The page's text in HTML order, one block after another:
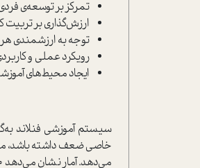
تمرکز بر توسعه‌ی
ارزش‌گذاری بر تربیت
توجه به ارزشمندی
رویکرد عملی و
ایجاد محیط‌های
سیستم آموزشی فنلاند
خاصی ضعف داشته باشد،